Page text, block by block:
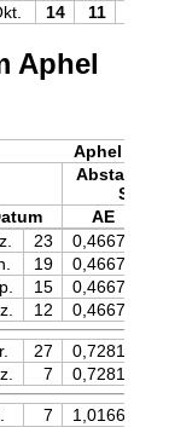
14 11
Aphel
Aphel
Abstand
AE
23 0,46671
19 0,46671
15 0,46671
12 0,46671
27 0,72814
7 0,72814
7 1,01667